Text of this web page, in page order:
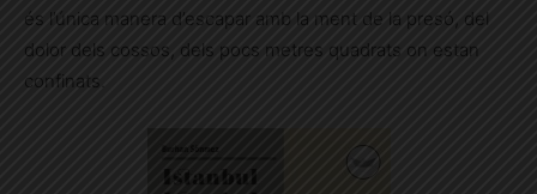
és l’única manera d’escapar amb la ment de la presó, del
dolor dels cossos, dels pocs metres quadrats on estan
confinats.